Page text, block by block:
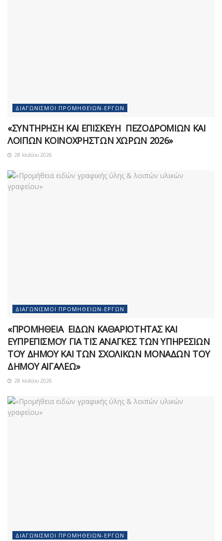
ΔΙΑΓΩΝΙΣΜΟΊ ΠΡΟΜΗΘΕΙΏΝ-ΈΡΓΩΝ
«ΣΥΝΤΗΡΗΣΗ ΚΑΙ ΕΠΙΣΚΕΥΗ ΠΕΖΟΔΡΟΜΙΩΝ ΚΑΙ
ΛΟΙΠΩΝ ΚΟΙΝΟΧΡΗΣΤΩΝ ΧΩΡΩΝ 2026»
28 Ιουλίου 2026
ΔΙΑΓΩΝΙΣΜΟΊ ΠΡΟΜΗΘΕΙΏΝ-ΈΡΓΩΝ
«ΠΡΟΜΗΘΕΙΑ ΕΙΔΩΝ ΚΑΘΑΡΙΟΤΗΤΑΣ ΚΑΙ
ΕΥΠΡΕΠΙΣΜΟΥ ΓΙΑ ΤΙΣ ΑΝΑΓΚΕΣ ΤΩΝ ΥΠΗΡΕΣΙΩΝ
ΤΟΥ ΔΗΜΟΥ ΚΑΙ ΤΩΝ ΣΧΟΛΙΚΩΝ ΜΟΝΑΔΩΝ ΤΟΥ
ΔΗΜΟΥ ΑΙΓΑΛΕΩ»
28 Ιουλίου 2026
ΔΙΑΓΩΝΙΣΜΟΊ ΠΡΟΜΗΘΕΙΏΝ-ΈΡΓΩΝ